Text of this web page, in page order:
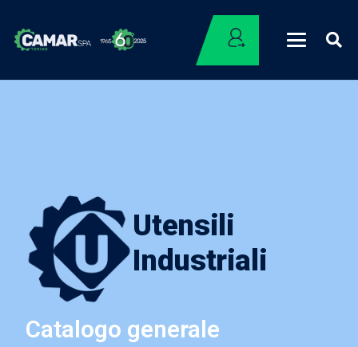
Utensili
Industriali
Catalogo generale